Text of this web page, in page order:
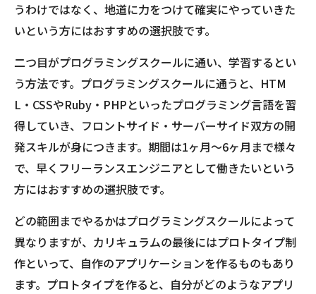
うわけではなく、地道に力をつけて確実にやっていきた
いという方にはおすすめの選択肢です。
二つ目がプログラミングスクールに通い、学習するとい
う方法です。プログラミングスクールに通うと、HTM
L・CSSやRuby・PHPといったプログラミング言語を習
得していき、フロントサイド・サーバーサイド双方の開
発スキルが身につきます。期間は1ヶ月〜6ヶ月まで様々
で、早くフリーランスエンジニアとして働きたいという
方にはおすすめの選択肢です。
どの範囲までやるかはプログラミングスクールによって
異なりますが、カリキュラムの最後にはプロトタイプ制
作といって、自作のアプリケーションを作るものもあり
ます。プロトタイプを作ると、自分がどのようなアプリ